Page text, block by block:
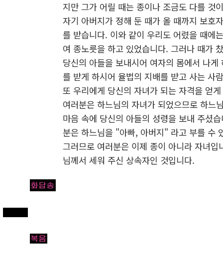
지만 그가 어릴 때는 종이나 조금도 다를 것
자기 아버지가 정해 둔 때가 올 때까지 보호
를 받습니다. 이와 같이 우리도 어렸을 때에
여 종노릇을 하고 있었습니다. 그러나 때가
당신의 아들을 보내시어 여자의 몸에서 나게
를 받게 하시어 율법의 지배를 받고 사는 사
또 우리에게 당신의 자녀가 되는 자격을 얻
여러분은 하느님의 자녀가 되었으므로 하느
마음 속에 당신의 아들의 성령을 보내 주셨
분은 하느님을 "아빠, 아버지" 라고 부를 수
그러므로 여러분은 이제 종이 아니라 자녀입
님께서 세워 주신 상속자인 것입니다.